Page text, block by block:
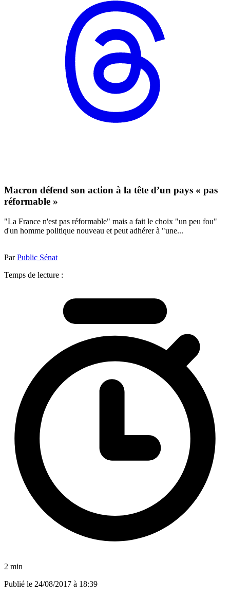
Macron défend son action à la tête d’un pays « pas
réformable »
"La France n'est pas réformable" mais a fait le choix "un peu fou"
d'un homme politique nouveau et peut adhérer à "une...
ParPublic Sénat
Temps de lecture :
2 min
Publié le 24/08/2017 à 18:39